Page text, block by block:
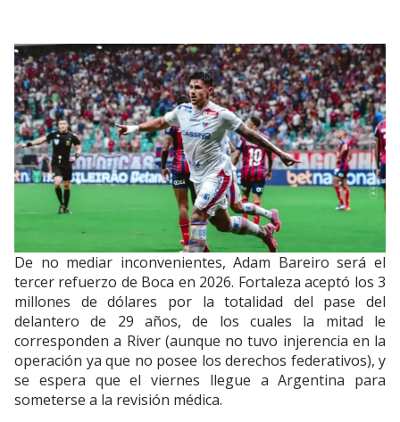
De no mediar inconvenientes, Adam Bareiro será el
tercer refuerzo de Boca en 2026. Fortaleza aceptó los 3
millones de dólares por la totalidad del pase del
delantero de 29 años, de los cuales la mitad le
corresponden a River (aunque no tuvo injerencia en la
operación ya que no posee los derechos federativos), y
se espera que el viernes llegue a Argentina para
someterse a la revisión médica.